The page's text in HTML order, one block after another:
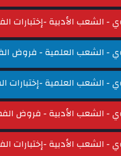
- الشعب الأدبية -إختبارات
- الشعب العلمية - فروض
- الشعب العلمية -إختبارات
- الشعب الأدبية - فروض
- الشعب الأدبية -إختبارات